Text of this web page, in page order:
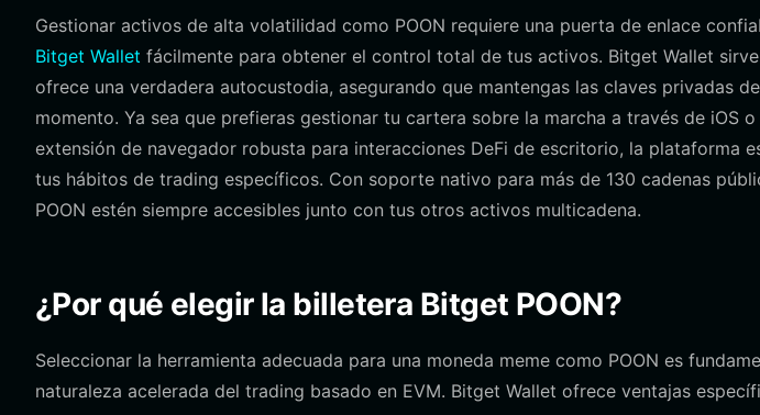
Gestionar activos de alta volatilidad como POON requiere una puerta de enlace
Bitget Wallet fácilmente para obtener el control total de tus activos. Bitget Wallet
ofrece una verdadera autocustodia, asegurando que mantengas las claves privadas
momento. Ya sea que prefieras gestionar tu cartera sobre la marcha a través de iOS
extensión de navegador robusta para interacciones DeFi de escritorio, la plataforma
tus hábitos de trading específicos. Con soporte nativo para más de 130 cadenas
POON estén siempre accesibles junto con tus otros activos multicadena.
¿Por qué elegir la billetera Bitget POON?
Seleccionar la herramienta adecuada para una moneda meme como POON es
naturaleza acelerada del trading basado en EVM. Bitget Wallet ofrece ventajas